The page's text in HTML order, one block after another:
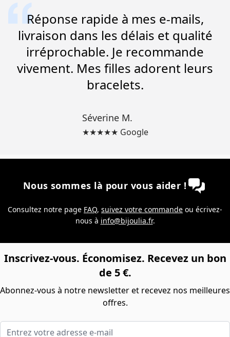
Réponse rapide à mes e-mails,
livraison dans les délais et qualité
irréprochable. Je recommande
vivement. Mes filles adorent leurs
bracelets.
Séverine M.
★★★★★ Google
Nous sommes là pour vous aider !
Consultez notre page FAQ, suivez votre commande ou écrivez-
nous à info@bijoulia.fr.
Inscrivez-vous. Économisez. Recevez un bon
de 5 €.
Abonnez-vous à notre newsletter et recevez nos meilleures
offres.
Entrez votre adresse e-mail